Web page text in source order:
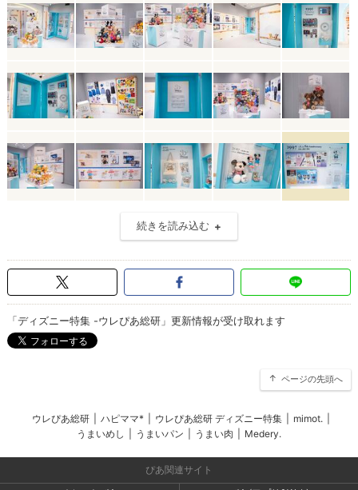
続きを読み込む
「ディズニー特集 -ウレぴあ総研」更新情報が受け取れます
ページの先頭へ
ウレぴあ総研 ハピママ* ウレぴあ総研 ディズニー特集 mimot.
うまいめし
うまいパン うまい肉 Medery.
ぴあ関連サイト